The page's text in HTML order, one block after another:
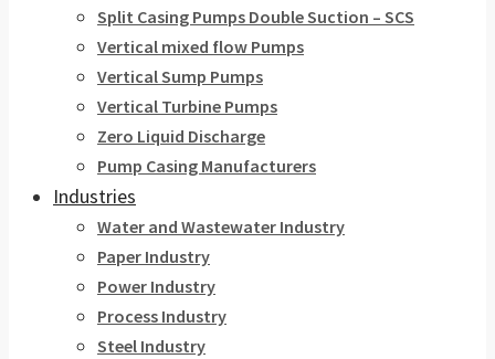
Split Casing Pumps Double Suction – SCS
Vertical mixed flow Pumps
Vertical Sump Pumps
Vertical Turbine Pumps
Zero Liquid Discharge
Pump Casing Manufacturers
Industries
Water and Wastewater Industry
Paper Industry
Power Industry
Process Industry
Steel Industry